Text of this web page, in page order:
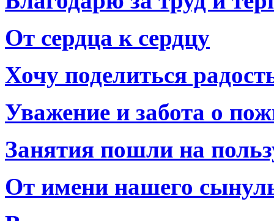
От сердца к сердцу
Хочу поделиться
Уважение и забота о
Занятия пошли на
От имени нашего